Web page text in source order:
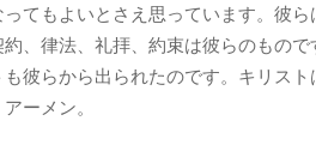
てもよいとさえ思っています。彼
、律法、礼拝、約束は彼らのもので
彼らから出られたのです。キリス
ーメン。